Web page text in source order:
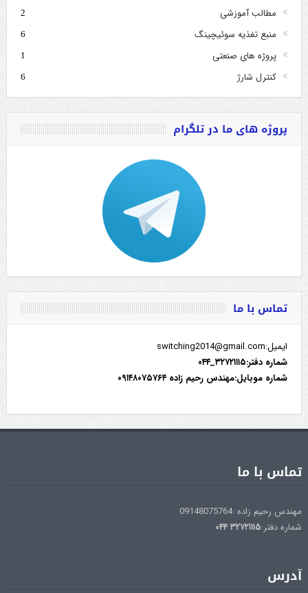
مطالب آموزشی 2
منبع تغذیه سوئیچینگ 6
پروژه های صنعتی 1
کنترل شارژ 6
پروژه های ما در تلگرام
تماس با ما
ایمیل:switching2014@gmail.com
شماره دفتر:۳۲۷۲۱۱۱۵_۰۴۴
شماره موبایل:مهندس رحیم زاده ۰۹۱۴۸۰۷۵۷۶۴
تماس با ما
مهندس رحیم زاده :09148075764
شماره دفتر:۳۲۷۲۱۱۱۵۰۴۴
آدرس